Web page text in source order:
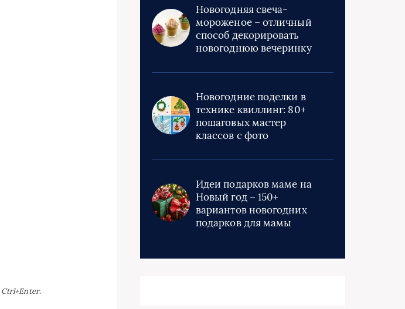
Ctrl+Enter.
Новогодняя свеча-
мороженое – отличный
способ декорировать
новогоднюю вечеринку
Новогодние поделки в
технике квиллинг: 80+
пошаговых мастер
классов с фото
Идеи подарков маме на
Новый год – 150+
вариантов новогодних
подарков для мамы